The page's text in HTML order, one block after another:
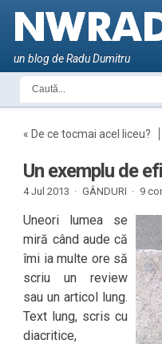
un blog de Radu Dumitru
« De ce tocmai acel liceu?
Un exemplu de
4 Jul 2013 · GÂNDURI · 9
Uneori lumea se
miră când aude că
îmi ia multe ore să
scriu un review
sau un articol lung.
Text lung, scris cu
diacritice,